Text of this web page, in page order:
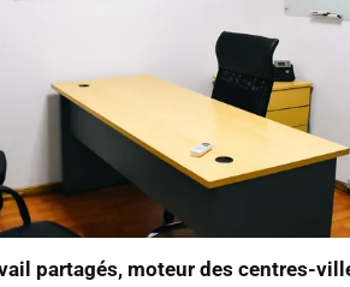
partagés, moteur des centres-